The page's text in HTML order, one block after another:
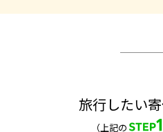
旅行したい
（上記の